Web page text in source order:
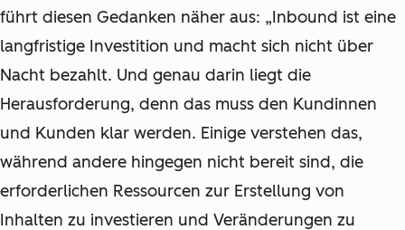
führt diesen Gedanken näher aus: „Inbound ist eine
langfristige Investition und macht sich nicht über
Nacht bezahlt. Und genau darin liegt die
Herausforderung, denn das muss den Kundinnen
und Kunden klar werden. Einige verstehen das,
während andere hingegen nicht bereit sind, die
erforderlichen Ressourcen zur Erstellung von
Inhalten zu investieren und Veränderungen zu